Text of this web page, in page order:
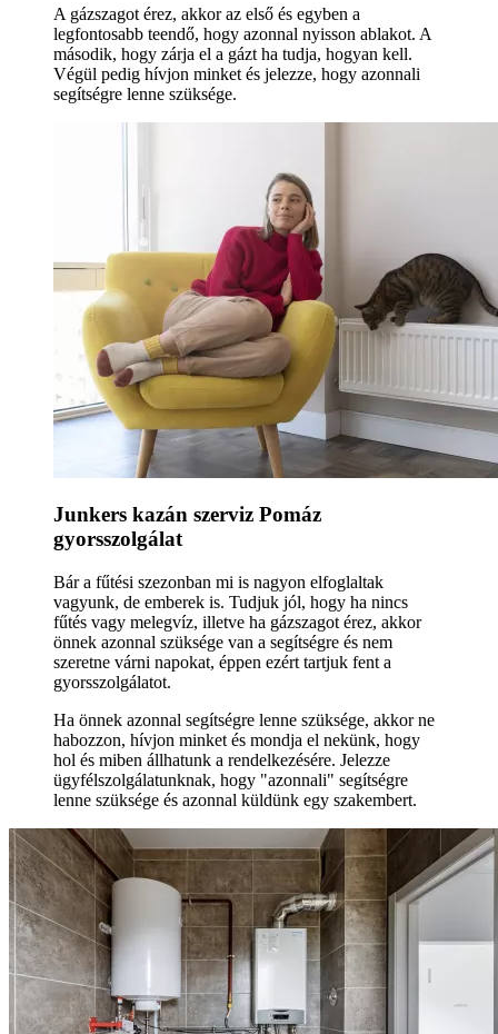
A gázszagot érez, akkor az első és egyben a
legfontosabb teendő, hogy azonnal nyisson ablakot. A
második, hogy zárja el a gázt ha tudja, hogyan kell.
Végül pedig hívjon minket és jelezze, hogy azonnali
segítségre lenne szüksége.
Junkers kazán szerviz Pomáz
gyorsszolgálat
Bár a fűtési szezonban mi is nagyon elfoglaltak
vagyunk, de emberek is. Tudjuk jól, hogy ha nincs
fűtés vagy melegvíz, illetve ha gázszagot érez, akkor
önnek azonnal szüksége van a segítségre és nem
szeretne várni napokat, éppen ezért tartjuk fent a
gyorsszolgálatot.
Ha önnek azonnal segítségre lenne szüksége, akkor ne
habozzon, hívjon minket és mondja el nekünk, hogy
hol és miben állhatunk a rendelkezésére. Jelezze
ügyfélszolgálatunknak, hogy "azonnali" segítségre
lenne szüksége és azonnal küldünk egy szakembert.